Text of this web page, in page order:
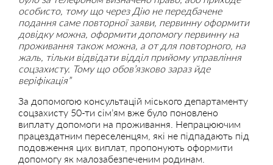
особисто, тому що через Дію не передбачене
подання саме повторної заяви, первинну оформити
довідку можна, оформити допомогу первинну на
проживання також можна, а от для повторного, на
жаль, тільки відвідати відділ прийому управління
соцзахисту. Тому що обов’язково зараз йде
веріфікація”
За допомогою консультацій міського департаменту
соцзахисту 50-ти сім’ям вже було поновлено
виплату допомоги на проживання. Непрацюючим
працездатним переселенцям, які не підпадають під
подовження цих виплат, пропонують оформити
допомогу як малозабезпеченим родинам.